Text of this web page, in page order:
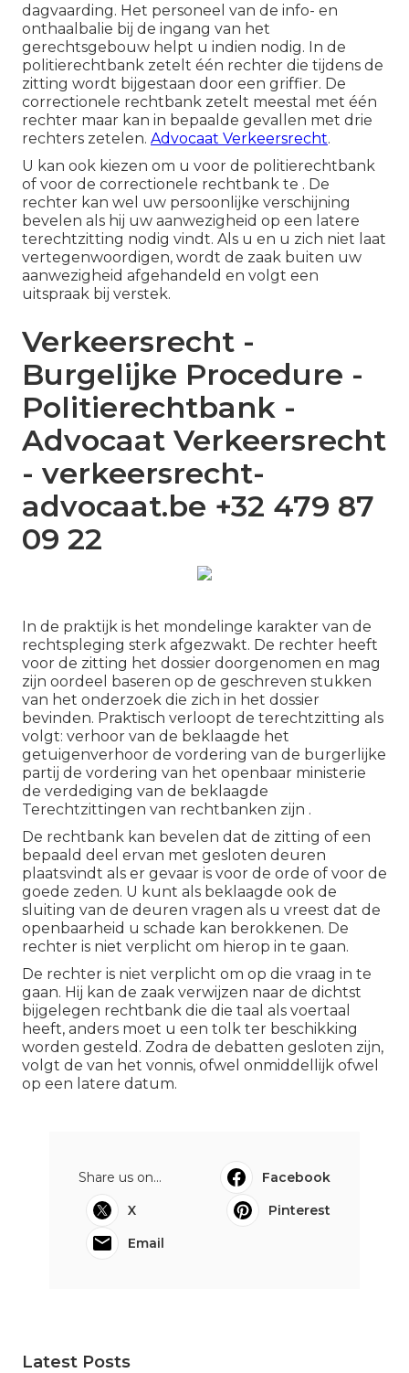
dagvaarding. Het personeel van de info- en
onthaalbalie bij de ingang van het
gerechtsgebouw helpt u indien nodig. In de
politierechtbank zetelt één rechter die tijdens de
zitting wordt bijgestaan door een griffier. De
correctionele rechtbank zetelt meestal met één
rechter maar kan in bepaalde gevallen met drie
rechters zetelen. Advocaat Verkeersrecht.
U kan ook kiezen om u voor de politierechtbank
of voor de correctionele rechtbank te . De
rechter kan wel uw persoonlijke verschijning
bevelen als hij uw aanwezigheid op een latere
terechtzitting nodig vindt. Als u en u zich niet laat
vertegenwoordigen, wordt de zaak buiten uw
aanwezigheid afgehandeld en volgt een
uitspraak bij verstek.
Verkeersrecht -
Burgelijke Procedure -
Politierechtbank -
Advocaat Verkeersrecht
- verkeersrecht-
advocaat.be +32 479 87
09 22
In de praktijk is het mondelinge karakter van de
rechtspleging sterk afgezwakt. De rechter heeft
voor de zitting het dossier doorgenomen en mag
zijn oordeel baseren op de geschreven stukken
van het onderzoek die zich in het dossier
bevinden. Praktisch verloopt de terechtzitting als
volgt: verhoor van de beklaagde het
getuigenverhoor de vordering van de burgerlijke
partij de vordering van het openbaar ministerie
de verdediging van de beklaagde
Terechtzittingen van rechtbanken zijn .
De rechtbank kan bevelen dat de zitting of een
bepaald deel ervan met gesloten deuren
plaatsvindt als er gevaar is voor de orde of voor de
goede zeden. U kunt als beklaagde ook de
sluiting van de deuren vragen als u vreest dat de
openbaarheid u schade kan berokkenen. De
rechter is niet verplicht om hierop in te gaan.
De rechter is niet verplicht om op die vraag in te
gaan. Hij kan de zaak verwijzen naar de dichtst
bijgelegen rechtbank die die taal als voertaal
heeft, anders moet u een tolk ter beschikking
worden gesteld. Zodra de debatten gesloten zijn,
volgt de van het vonnis, ofwel onmiddellijk ofwel
op een latere datum.
Share us on...
Facebook
X
Pinterest
Email
Latest Posts